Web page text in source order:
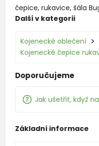
čepice, rukavice, šála
Další v kategorii
Kojenecké oblečení
Kojenecké čepice
Doporučujeme
Jak ušetřit, když
Základní informace